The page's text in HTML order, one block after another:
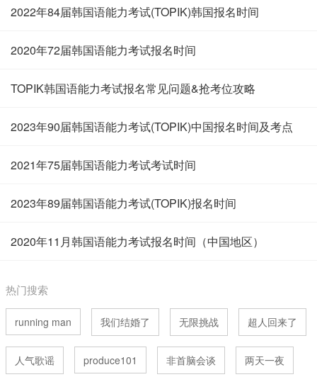
2022年84届韩国语能力考试(TOPIK)韩国报名时间
2020年72届韩国语能力考试报名时间
TOPIK韩国语能力考试报名常见问题&抢考位攻略
2023年90届韩国语能力考试(TOPIK)中国报名时间及考点
2021年75届韩国语能力考试考试时间
2023年89届韩国语能力考试(TOPIK)报名时间
2020年11月韩国语能力考试报名时间（中国地区）
热门搜索
running man 我们结婚了 无限挑战 超人回来了
人气歌谣 produce101 非首脑会谈 两天一夜